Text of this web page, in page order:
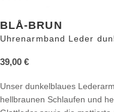
BLÅ-BRUN
Uhrenarmband Leder
39,00 €
Unser dunkelblaues
hellbraunen Schlaufen und